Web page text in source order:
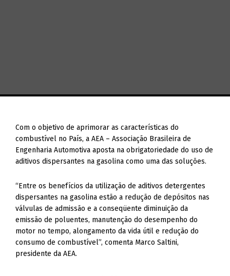
Com o objetivo de aprimorar as características do
combustível no País, a AEA – Associação Brasileira de
Engenharia Automotiva aposta na obrigatoriedade do uso de
aditivos dispersantes na gasolina como uma das soluções.
“Entre os benefícios da utilização de aditivos detergentes
dispersantes na gasolina estão a redução de depósitos nas
válvulas de admissão e a conseqüente diminuição da
emissão de poluentes, manutenção do desempenho do
motor no tempo, alongamento da vida útil e redução do
consumo de combustível”, comenta Marco Saltini,
presidente da AEA.